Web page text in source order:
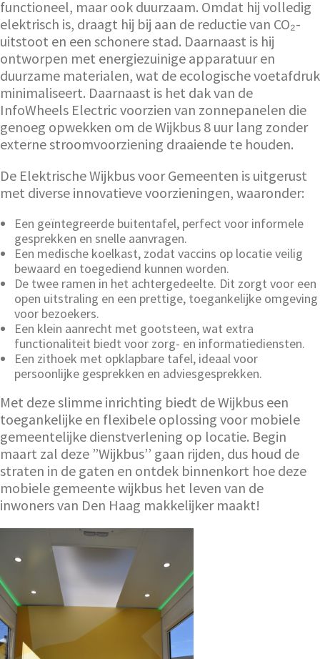
functioneel, maar ook duurzaam. Omdat hij volledig
elektrisch is, draagt hij bij aan de reductie van CO₂-
uitstoot en een schonere stad. Daarnaast is hij
ontworpen met energiezuinige apparatuur en
duurzame materialen, wat de ecologische voetafdruk
minimaliseert. Daarnaast is het dak van de
InfoWheels Electric voorzien van zonnepanelen die
genoeg opwekken om de Wijkbus 8 uur lang zonder
externe stroomvoorziening draaiende te houden.
De Elektrische Wijkbus voor Gemeenten is uitgerust
met diverse innovatieve voorzieningen, waaronder:
Een geïntegreerde buitentafel, perfect voor informele
gesprekken en snelle aanvragen.
Een medische koelkast, zodat vaccins op locatie veilig
bewaard en toegediend kunnen worden.
De twee ramen in het achtergedeelte. Dit zorgt voor een
open uitstraling en een prettige, toegankelijke omgeving
voor bezoekers.
Een klein aanrecht met gootsteen, wat extra
functionaliteit biedt voor zorg- en informatiediensten.
Een zithoek met opklapbare tafel, ideaal voor
persoonlijke gesprekken en adviesgesprekken.
Met deze slimme inrichting biedt de Wijkbus een
toegankelijke en flexibele oplossing voor mobiele
gemeentelijke dienstverlening op locatie. Begin
maart zal deze ”Wijkbus’’ gaan rijden, dus houd de
straten in de gaten en ontdek binnenkort hoe deze
mobiele gemeente wijkbus het leven van de
inwoners van Den Haag makkelijker maakt!